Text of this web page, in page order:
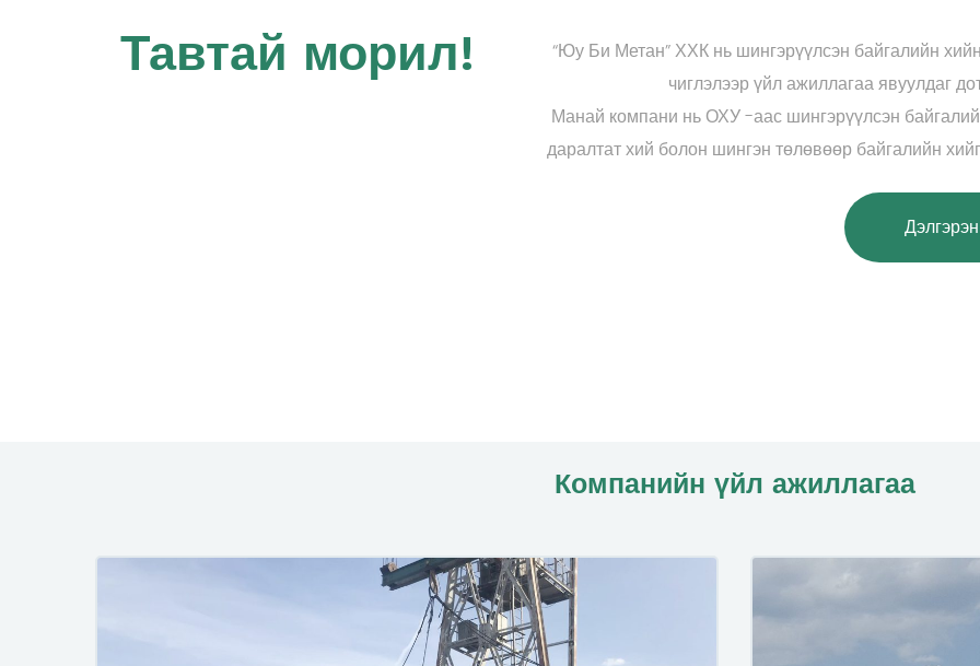
Тавтай морил!
“Юу Би Метан” ХХК нь шингэрүүлсэн байгалийн
чиглэлээр үйл ажиллагаа явуулдаг
Манай компани нь ОХУ -аас шингэрүүлсэн
даралтат хий болон шингэн төлөвөөр байгалийн
Компанийн үйл ажиллагаа